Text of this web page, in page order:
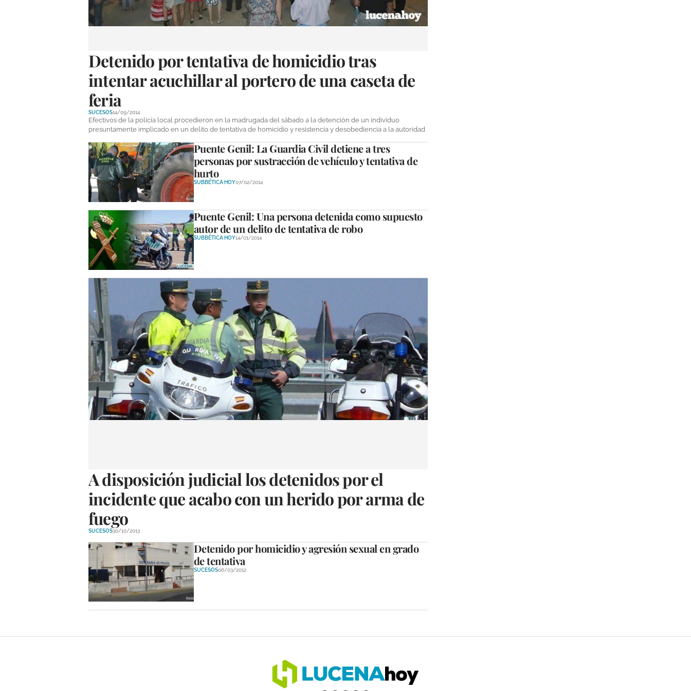
Detenido por tentativa de homicidio tras
intentar acuchillar al portero de una caseta de
feria
SUCESOS14/09/2014
Efectivos de la policía local procedieron en la madrugada del sábado a la detención de un individuo
presuntamente implicado en un delito de tentativa de homicidio y resistencia y desobediencia a la autoridad
Puente Genil: La Guardia Civil detiene a tres
personas por sustracción de vehículo y tentativa de
hurto
SUBBÉTICA HOY07/02/2014
Puente Genil: Una persona detenida como supuesto
autor de un delito de tentativa de robo
SUBBÉTICA HOY14/01/2014
A disposición judicial los detenidos por el
incidente que acabo con un herido por arma de
fuego
SUCESOS30/10/2013
Detenido por homicidio y agresión sexual en grado
de tentativa
SUCESOS06/03/2012